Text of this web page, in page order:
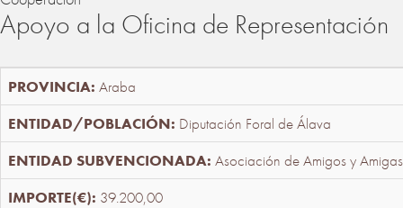
Apoyo a la Oficina de Representación
Araba
Diputación Foral de Álava
Asociación de Amigos y
39.200,00